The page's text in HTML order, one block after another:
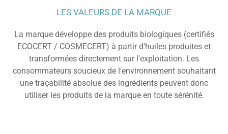
LES VALEURS DE LA MARQUE
La marque développe des produits biologiques (certifiés
ECOCERT / COSMECERT) à partir d'huiles produites et
transformées directement sur l'exploitation. Les
consommateurs soucieux de l’environnement souhaitant
une traçabilité absolue des ingrédients peuvent donc
utiliser les produits de la marque en toute sérénité.